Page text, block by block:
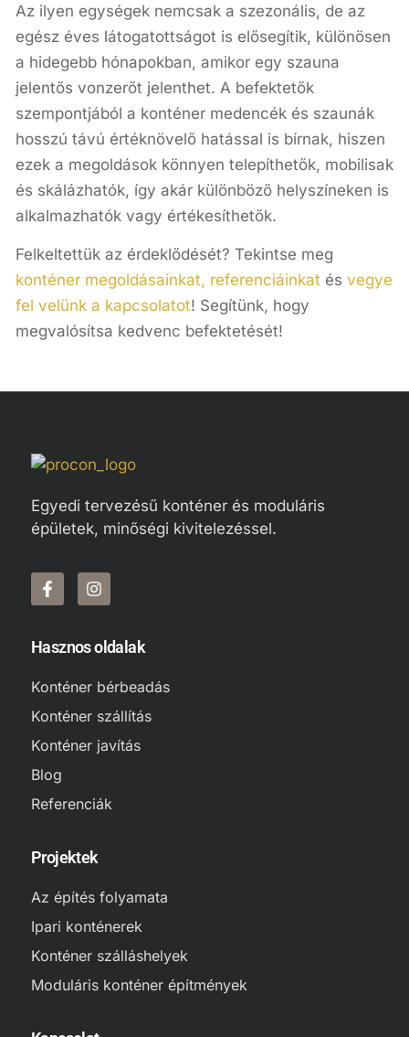
Az ilyen egységek nemcsak a szezonális, de az
egész éves látogatottságot is elősegítik, különösen
a hidegebb hónapokban, amikor egy szauna
jelentős vonzerőt jelenthet. A befektetők
szempontjából a konténer medencék és szaunák
hosszú távú értéknövelő hatással is bírnak, hiszen
ezek a megoldások könnyen telepíthetők, mobilisak
és skálázhatók, így akár különböző helyszíneken is
alkalmazhatók vagy értékesíthetők.
Felkeltettük az érdeklődését? Tekintse meg
konténer megoldásainkat, referenciáinkat és vegye
fel velünk a kapcsolatot! Segítünk, hogy
megvalósítsa kedvenc befektetését!
Egyedi tervezésű konténer és moduláris
épületek, minőségi kivitelezéssel.
Hasznos oldalak
Konténer bérbeadás
Konténer szállítás
Konténer javítás
Blog
Referenciák
Projektek
Az építés folyamata
Ipari konténerek
Konténer szálláshelyek
Moduláris konténer építmények